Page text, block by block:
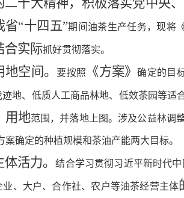
二十大精神，积极落实党中央
省“十四五”期间油茶生产任务，现将
合实际抓好贯彻落实。
地空间。要按照 《方案》确定的目
地、低质人工商品林地、低效茶园等适
用地范围，并落地上图。涉及公益林调
确定的种植规模和茶油产能两大目标。
体活力。结合学习贯彻习近平新时代
业、大户、合作社、农户等油茶经营主体